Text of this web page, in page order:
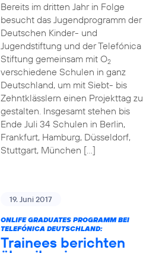
Bereits im dritten Jahr in Folge
besucht das Jugendprogramm der
Deutschen Kinder- und
Jugendstiftung und der Telefónica
Stiftung gemeinsam mit O2
verschiedene Schulen in ganz
Deutschland, um mit Siebt- bis
Zehntklässlern einen Projekttag zu
gestalten. Insgesamt stehen bis
Ende Juli 34 Schulen in Berlin,
Frankfurt, Hamburg, Düsseldorf,
Stuttgart, München […]
19. Juni 2017
ONLIFE GRADUATES PROGRAMM BEI
TELEFÓNICA DEUTSCHLAND:
Trainees berichten